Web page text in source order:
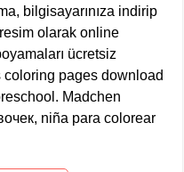
bilgisayarınıza indirip
resim olarak online
ücretsiz
coloring pages download
Madchen
niña para colorear